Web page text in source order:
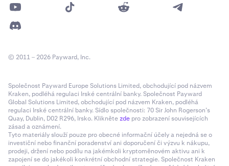
Celkové poplatky
– zobrazí se
náklady na otevření
© 2011 – 2026 Payward, Inc.
Společnost Payward Europe Solutions Limited, obchodující pod názvem
Kraken, podléhá regulaci Irské centrální banky. Společnost Payward
Global Solutions Limited, obchodující pod názvem Kraken, podléhá
regulaci Irské centrální banky. Sídlo společnosti: 70 Sir John Rogerson’s
Quay, Dublin, D02 R296, Irsko. Kliknětezde pro zobrazení souvisejících
zásad a oznámení.
Tyto materiály slouží pouze pro obecné informační účely a nejedná se o
investiční nebo finanční poradenství ani doporučení či výzvu k nákupu,
prodeji, držení nebo podílu na jakémkoli kryptoměnovém aktivu ani k
zapojení se do jakékoli konkrétní obchodní strategie. Společnost Kraken